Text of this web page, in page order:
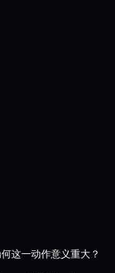
这一动作意义重大？